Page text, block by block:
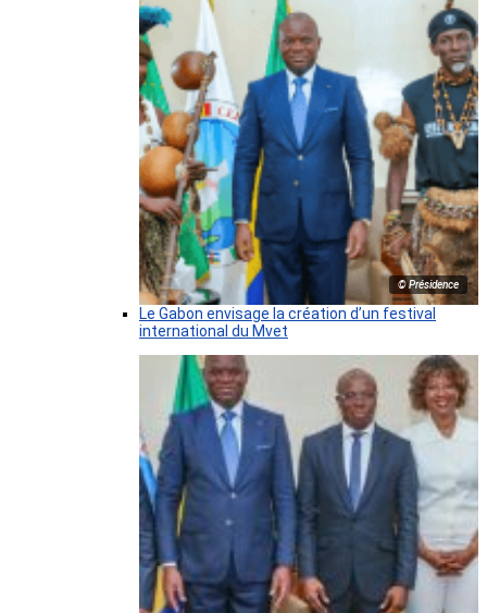
© Présidence
Le Gabon envisage la création d’un festival
international du Mvet